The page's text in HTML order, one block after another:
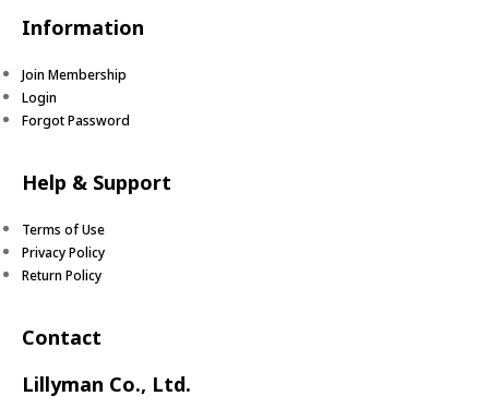
Information
Join Membership
Login
Forgot Password
Help & Support
Terms of Use
Privacy Policy
Return Policy
Contact
Lillyman Co., Ltd.